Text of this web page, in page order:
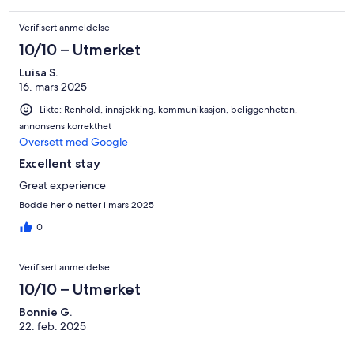
Verifisert anmeldelse
10/10 – Utmerket
Luisa S.
16. mars 2025
Likte: Renhold, innsjekking, kommunikasjon, beliggenheten,
annonsens korrekthet
Oversett med Google
Excellent stay
Great experience
Bodde her 6 netter i mars 2025
0
Verifisert anmeldelse
10/10 – Utmerket
Bonnie G.
22. feb. 2025